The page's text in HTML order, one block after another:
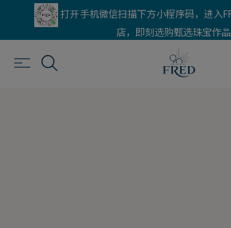
打开手机微信扫描下方小程序码，进入
店，即刻选购甄选珠宝作品